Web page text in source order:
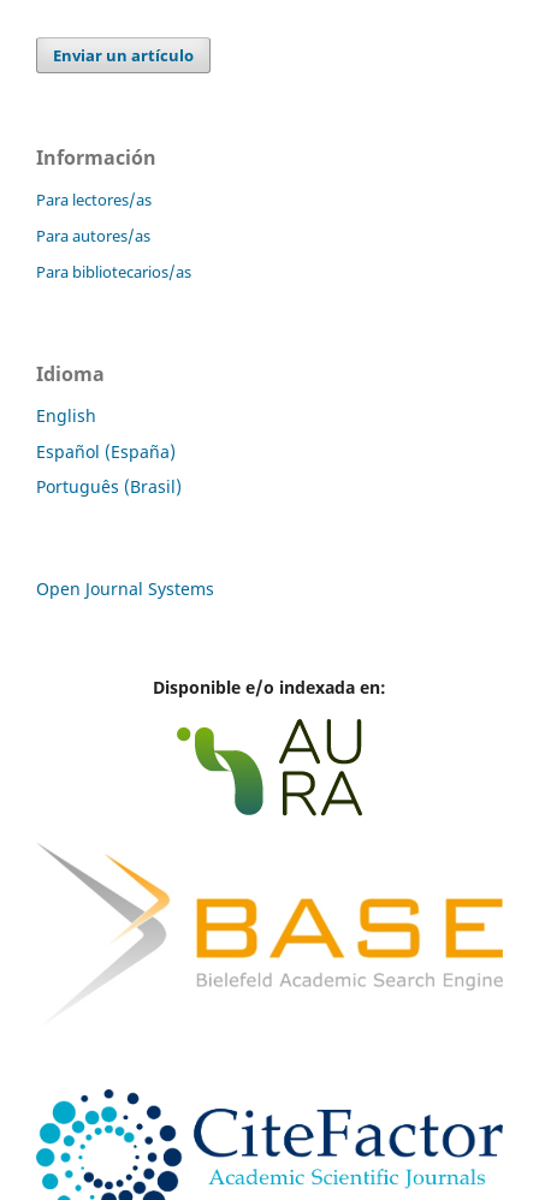
Enviar un artículo
Información
Para lectores/as
Para autores/as
Para bibliotecarios/as
Idioma
English
Español (España)
Português (Brasil)
Open Journal Systems
Disponible e/o indexada en: